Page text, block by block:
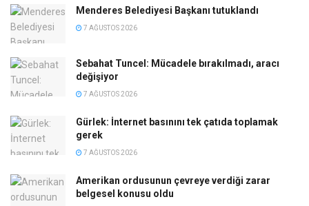
Menderes Belediyesi Başkanı tutuklandı
7 AĞUSTOS 2026
Sebahat Tuncel: Mücadele bırakılmadı, aracı
değişiyor
7 AĞUSTOS 2026
Gürlek: İnternet basınını tek çatıda toplamak
gerek
7 AĞUSTOS 2026
Amerikan ordusunun çevreye verdiği zarar
belgesel konusu oldu